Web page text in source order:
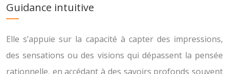
Guidance intuitive
Elle s’appuie sur la capacité à capter des impressions,
des sensations ou des visions qui dépassent la pensée
rationnelle, en accédant à des savoirs profonds souvent